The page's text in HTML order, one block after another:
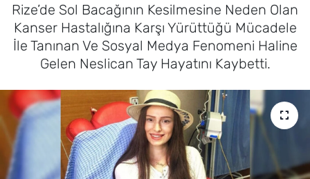
Rize’de Sol Bacağının Kesilmesine Neden Olan
Kanser Hastalığına Karşı Yürüttüğü Mücadele
İle Tanınan Ve Sosyal Medya Fenomeni Haline
Gelen Neslican Tay Hayatını Kaybetti.